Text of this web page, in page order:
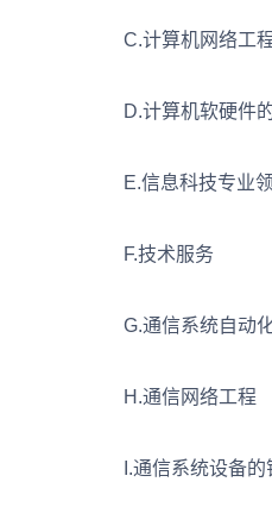
C.计算机网络工
D.计算机软硬件
E.信息科技专业领
F.技术服务
G.通信系统自动化
H.通信网络工程
I.通信系统设备的